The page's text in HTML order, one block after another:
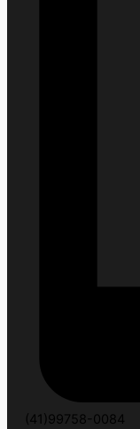
(41)99758-0084